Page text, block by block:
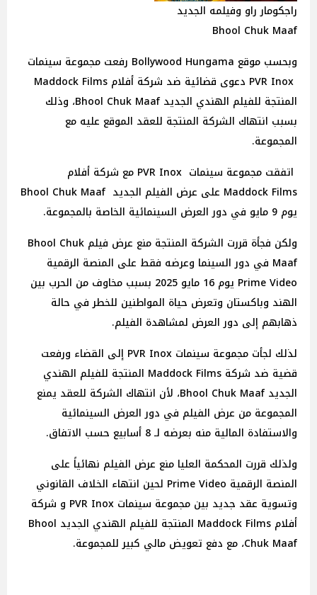
راجكومار راو وفيلمه الجديد
Bhool Chuk Maaf
وبحسب موقع Bollywood Hungama رفعت مجموعة سينمات
PVR Inox دعوى قضائية ضد شركة أفلام Maddock Films
المنتجة للفيلم الهندي الجديد Bhool Chuk Maaf، وذلك
بسبب انتهاك الشركة المنتجة للعقد الموقع عليه مع
المجموعة.
اتفقت مجموعة سينمات PVR Inox مع شركة أفلام
Maddock Films على عرض الفيلم الجديد Bhool Chuk Maaf
يوم 9 مايو في دور العرض السينمائية الخاصة بالمجموعة.
ولكن فجأة قررت الشركة المنتجة منع عرض فيلم Bhool Chuk
Maaf في دور السينما وعرضه فقط على المنصة الرقمية
Prime Video يوم 16 مايو 2025 بسبب مخاوف من الحرب بين
الهند وباكستان وتعرض حياة المواطنين للخطر في حالة
ذهابهم إلى دور العرض لمشاهدة الفيلم.
لذلك لجأت مجموعة سينمات PVR Inox إلى القضاء ورفعت
قضية ضد شركة Maddock Films المنتجة للفيلم الهندي
الجديد Bhool Chuk Maaf، لأن انتهاك الشركة للعقد يمنع
المجموعة من عرض الفيلم في دور العرض السينمائية
والاستفادة المالية منه بعرضه لـ 8 أسابيع حسب الاتفاق.
ولذلك قررت المحكمة العليا منع عرض الفيلم نهائياً على
المنصة الرقمية Prime Video لحين انتهاء الخلاف القانوني
وتسوية عقد جديد بين مجموعة سينمات PVR Inox و شركة
أفلام Maddock Films المنتجة للفيلم الهندي الجديد Bhool
Chuk Maaf، مع دفع تعويض مالي كبير للمجموعة.